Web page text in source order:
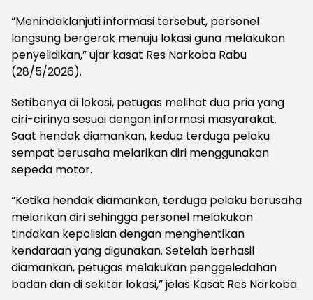
“Menindaklanjuti informasi tersebut, personel
langsung bergerak menuju lokasi guna melakukan
penyelidikan,” ujar kasat Res Narkoba Rabu
(28/5/2026).
Setibanya di lokasi, petugas melihat dua pria yang
ciri-cirinya sesuai dengan informasi masyarakat.
Saat hendak diamankan, kedua terduga pelaku
sempat berusaha melarikan diri menggunakan
sepeda motor.
“Ketika hendak diamankan, terduga pelaku berusaha
melarikan diri sehingga personel melakukan
tindakan kepolisian dengan menghentikan
kendaraan yang digunakan. Setelah berhasil
diamankan, petugas melakukan penggeledahan
badan dan di sekitar lokasi,” jelas Kasat Res Narkoba.